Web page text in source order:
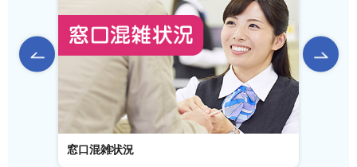
前のスライドを表示
窓口混雑状況